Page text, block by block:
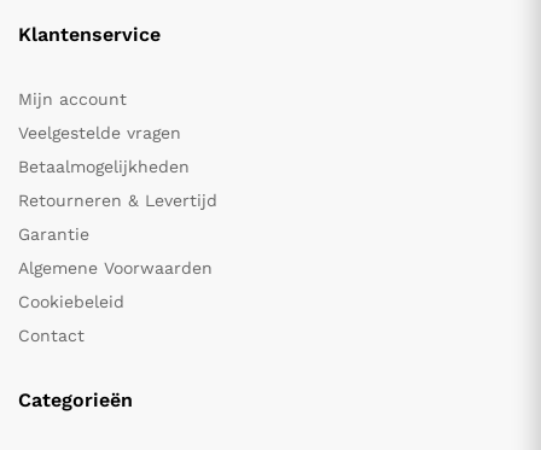
Klantenservice
Mijn account
Veelgestelde vragen
Betaalmogelijkheden
Retourneren & Levertijd
Garantie
Algemene Voorwaarden
Cookiebeleid
Contact
Categorieën